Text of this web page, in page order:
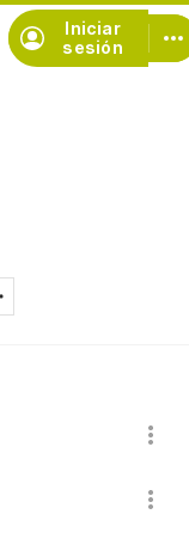
Iniciar
sesión